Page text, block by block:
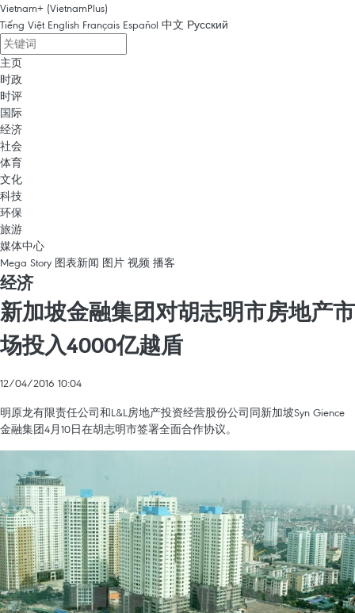
Vietnam+ (VietnamPlus)
Tiếng Việt English Français Español 中文 Русский
主页
时政
时评
国际
经济
社会
体育
文化
科技
环保
旅游
媒体中心
Mega Story 图表新闻 图片 视频 播客
经济
新加坡金融集团对胡志明市房地产市
场投入4000亿越盾
12/04/2016 10:04
明原龙有限责任公司和L&L房地产投资经营股份公司同新加坡Syn Gience
金融集团4月10日在胡志明市签署全面合作协议。